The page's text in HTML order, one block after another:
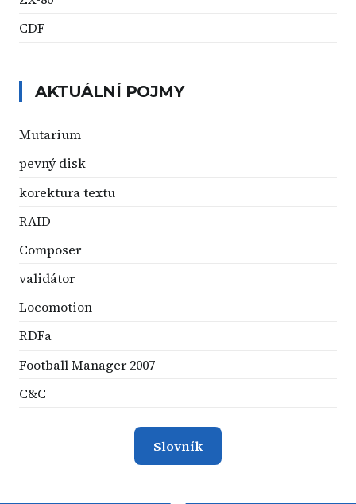
CDF
AKTUÁLNÍ POJMY
Mutarium
pevný disk
korektura textu
RAID
Composer
validátor
Locomotion
RDFa
Football Manager 2007
C&C
Slovník